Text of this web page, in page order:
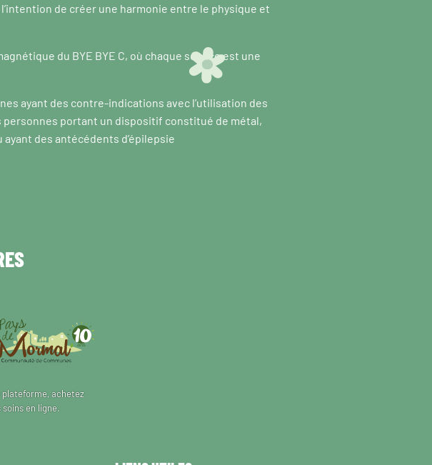
de créer une harmonie entre le physique et
du BYE BYE C, où chaque séance est une
ayant des contre-indications avec l’utilisation des
portant un dispositif constitué de métal,
des antécédents d’épilepsie
achetez
soins en ligne.